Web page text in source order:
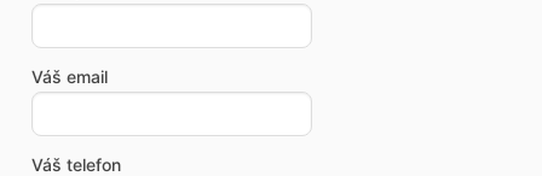
Váš email
Váš telefon